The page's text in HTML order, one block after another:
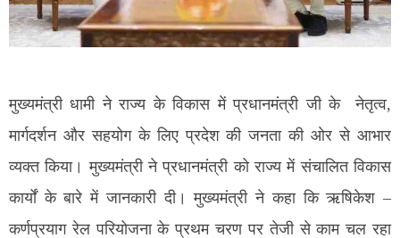
मुख्यमंत्री धामी ने राज्य के विकास में प्रधानमंत्री जी के नेतृत्व,
मार्गदर्शन और सहयोग के लिए प्रदेश की जनता की ओर से आभार
व्यक्त किया। मुख्यमंत्री ने प्रधानमंत्री को राज्य में संचालित विकास
कार्यों के बारे में जानकारी दी। मुख्यमंत्री ने कहा कि ऋषिकेश –
कर्णप्रयाग रेल परियोजना के प्रथम चरण पर तेजी से काम चल रहा